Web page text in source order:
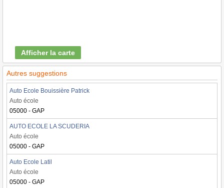
Afficher la carte
Autres suggestions
Auto Ecole Bouissière Patrick
Auto école
05000 - GAP
AUTO ECOLE LA SCUDERIA
Auto école
05000 - GAP
Auto Ecole Latil
Auto école
05000 - GAP